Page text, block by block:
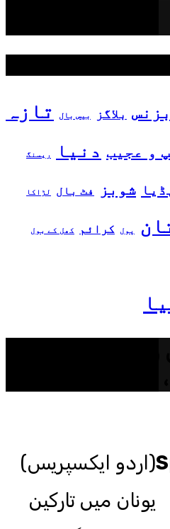
بزنس بلاگز بیس بال
تازہ
و عجیب دنیا ریسنگ
شوبز فٹ بال لڑاکا
پول کرائم کھل کے بول
(اردو ایکسپریس)
یونان میں تارکین